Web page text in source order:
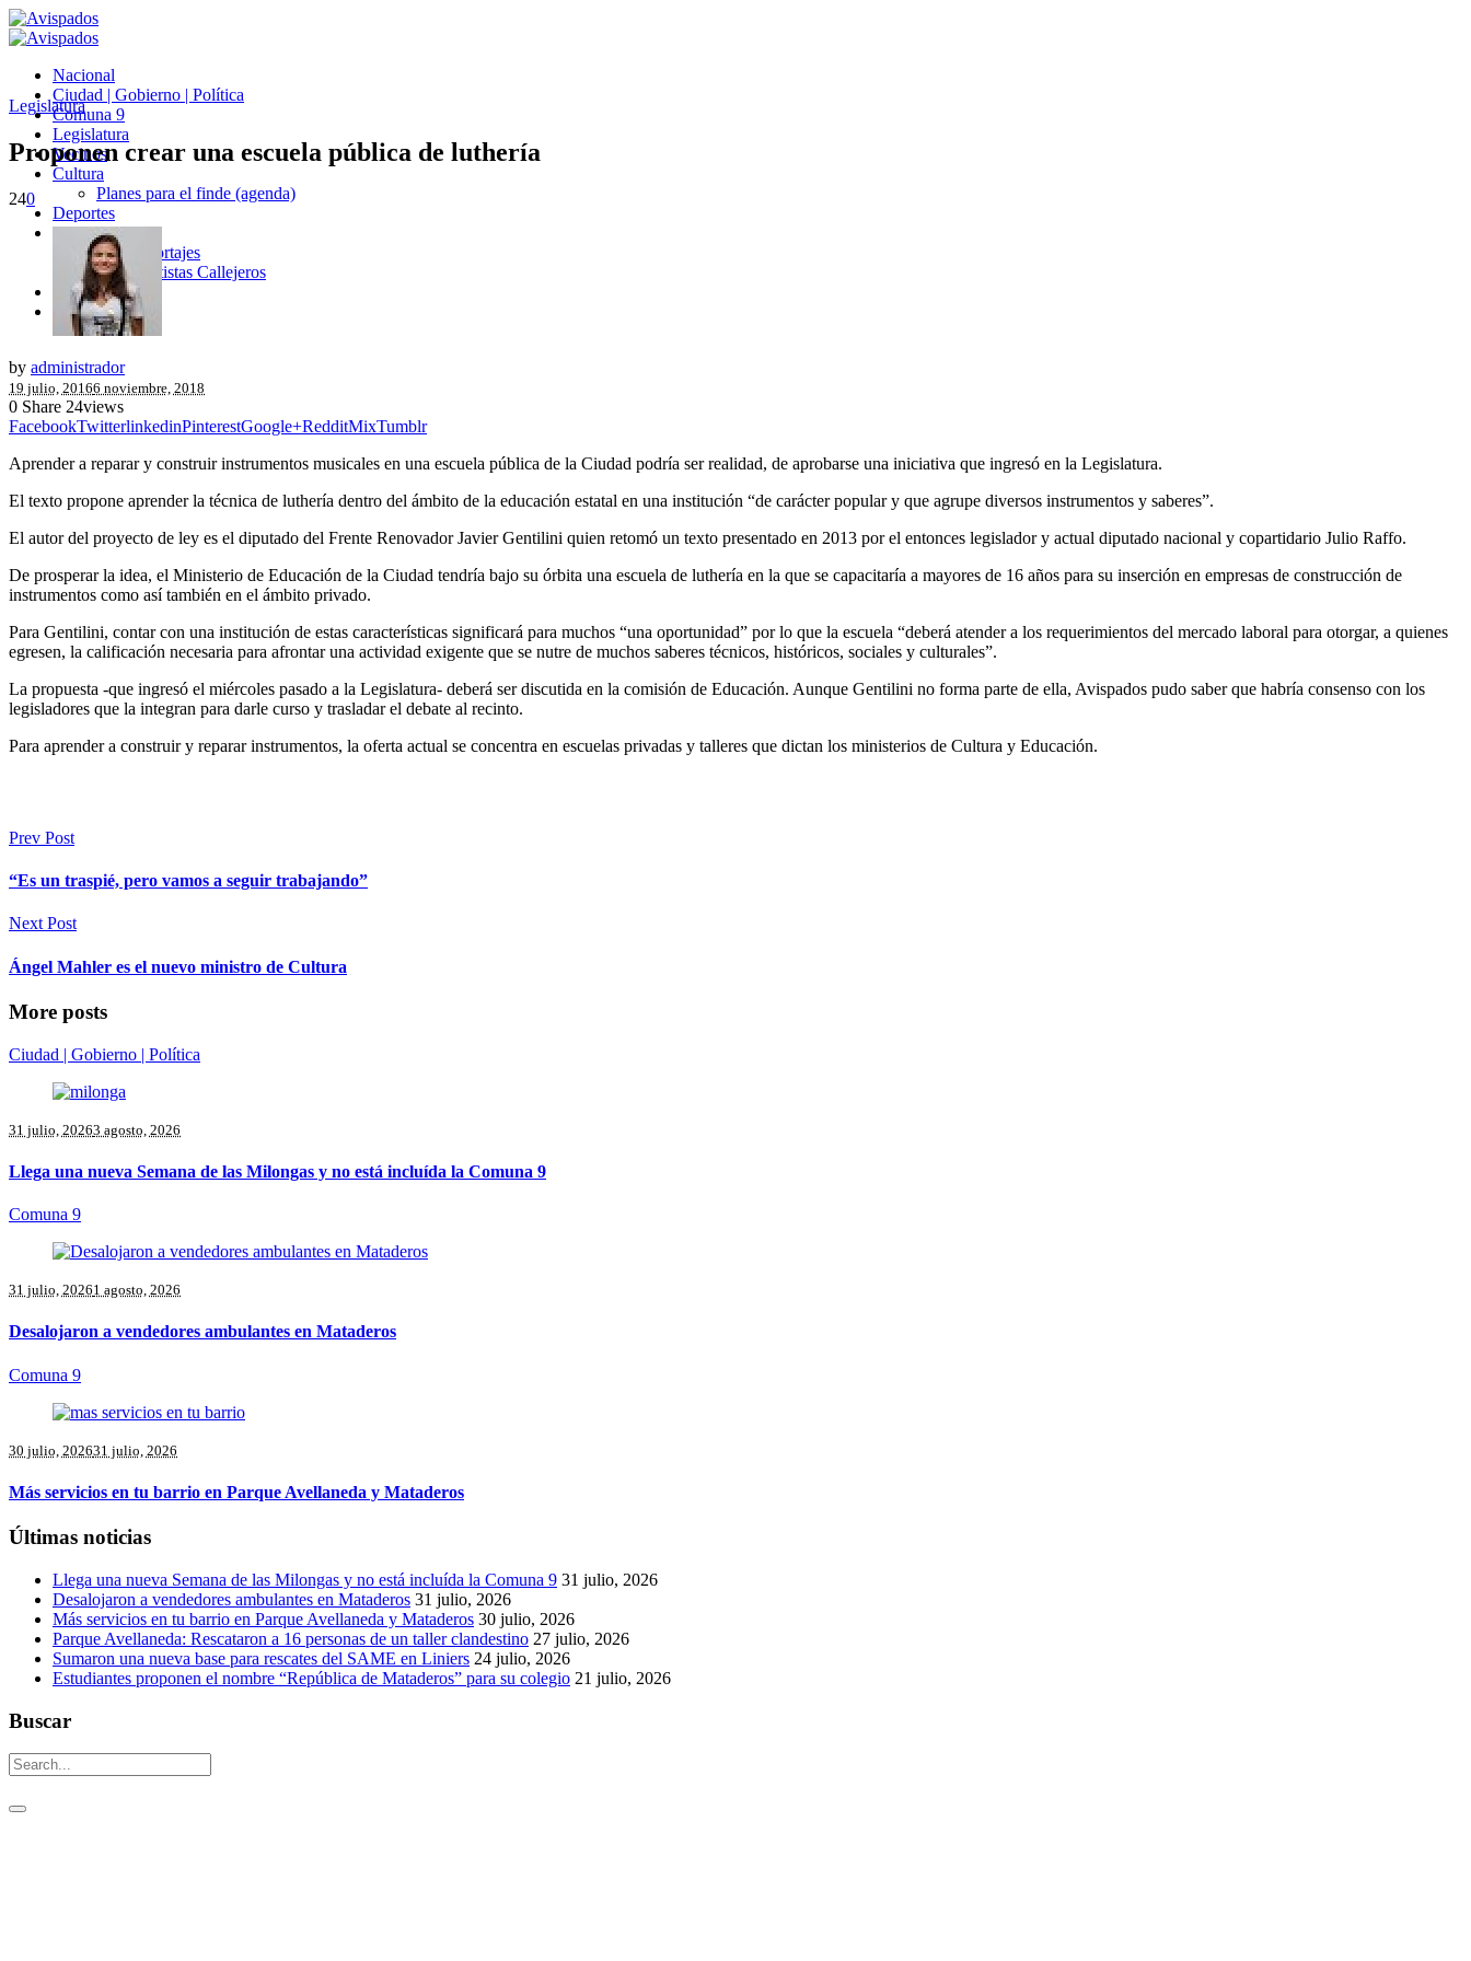
Nacional
Ciudad | Gobierno | Política
Comuna 9
Legislatura
Vecinos
Cultura
Planes para el finde (agenda)
Deportes
Entrevistas
Fotorreportajes
Artistas Callejeros
Opinión
Avispados TV
Legislatura
Proponen crear una escuela pública de luthería
240
by administrador
19 julio, 20166 noviembre, 2018
0 Share 24views
FacebookTwitterlinkedinPinterestGoogle+RedditMixTumblr
Aprender a reparar y construir instrumentos musicales en una escuela pública de la Ciudad podría ser realidad, de aprobarse una iniciativa que ingresó en la Legislatura.
El texto propone aprender la técnica de luthería dentro del ámbito de la educación estatal en una institución “de carácter popular y que agrupe diversos instrumentos y saberes”.
El autor del proyecto de ley es el diputado del Frente Renovador Javier Gentilini quien retomó un texto presentado en 2013 por el entonces legislador y actual diputado nacional y copartidario Julio Raffo.
De prosperar la idea, el Ministerio de Educación de la Ciudad tendría bajo su órbita una escuela de luthería en la que se capacitaría a mayores de 16 años para su inserción en empresas de construcción de
instrumentos como así también en el ámbito privado.
Para Gentilini, contar con una institución de estas características significará para muchos “una oportunidad” por lo que la escuela “deberá atender a los requerimientos del mercado laboral para otorgar, a quienes
egresen, la calificación necesaria para afrontar una actividad exigente que se nutre de muchos saberes técnicos, históricos, sociales y culturales”.
La propuesta -que ingresó el miércoles pasado a la Legislatura- deberá ser discutida en la comisión de Educación. Aunque Gentilini no forma parte de ella, Avispados pudo saber que habría consenso con los
legisladores que la integran para darle curso y trasladar el debate al recinto.
Para aprender a construir y reparar instrumentos, la oferta actual se concentra en escuelas privadas y talleres que dictan los ministerios de Cultura y Educación.
Prev Post
“Es un traspié, pero vamos a seguir trabajando”
Next Post
Ángel Mahler es el nuevo ministro de Cultura
More posts
Ciudad | Gobierno | Política
31 julio, 20263 agosto, 2026
Llega una nueva Semana de las Milongas y no está incluída la Comuna 9
Comuna 9
31 julio, 20261 agosto, 2026
Desalojaron a vendedores ambulantes en Mataderos
Comuna 9
30 julio, 202631 julio, 2026
Más servicios en tu barrio en Parque Avellaneda y Mataderos
Últimas noticias
Llega una nueva Semana de las Milongas y no está incluída la Comuna 9 31 julio, 2026
Desalojaron a vendedores ambulantes en Mataderos 31 julio, 2026
Más servicios en tu barrio en Parque Avellaneda y Mataderos 30 julio, 2026
Parque Avellaneda: Rescataron a 16 personas de un taller clandestino 27 julio, 2026
Sumaron una nueva base para rescates del SAME en Liniers 24 julio, 2026
Estudiantes proponen el nombre “República de Mataderos” para su colegio 21 julio, 2026
Buscar